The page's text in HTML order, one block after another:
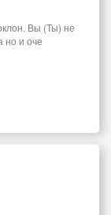
Вы (Ты) не
но и оче